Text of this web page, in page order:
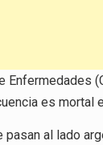
es mortal
al lado